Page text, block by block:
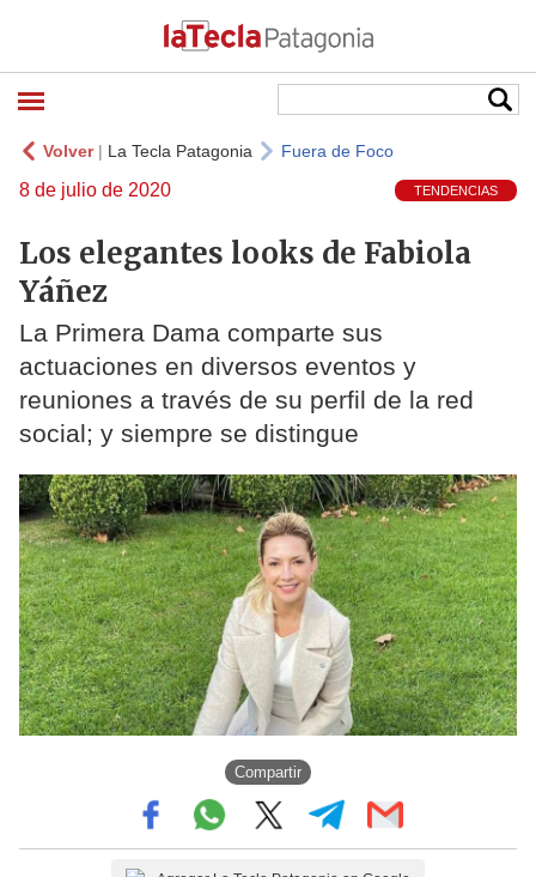
Volver| La Tecla Patagonia Fuera de Foco
8 de julio de 2020 TENDENCIAS
Los elegantes looks de Fabiola
Yáñez
La Primera Dama comparte sus
actuaciones en diversos eventos y
reuniones a través de su perfil de la red
social; y siempre se distingue
Compartir